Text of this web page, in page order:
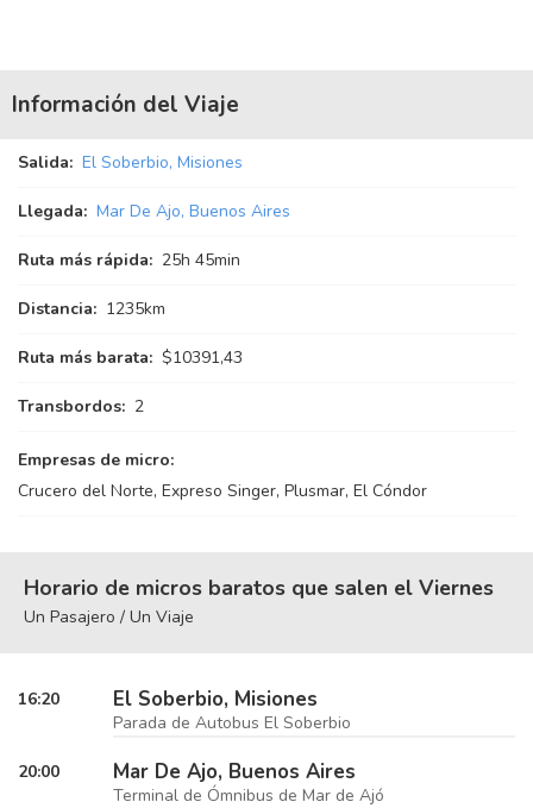
Información del Viaje
Salida: El Soberbio, Misiones
Llegada: Mar De Ajo, Buenos Aires
Ruta más rápida: 25h 45min
Distancia: 1235km
Ruta más barata: $10391,43
Transbordos: 2
Empresas de micro:
Crucero del Norte, Expreso Singer, Plusmar, El Cóndor
Horario de micros baratos que salen el Viernes
Un Pasajero / Un Viaje
16:20 El Soberbio, Misiones
Parada de Autobus El Soberbio
20:00 Mar De Ajo, Buenos Aires
Terminal de Ómnibus de Mar de Ajó